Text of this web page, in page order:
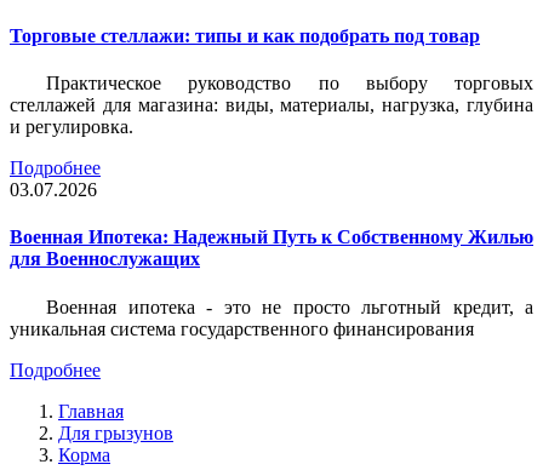
Торговые стеллажи: типы и как подобрать под товар
Практическое руководство по выбору торговых
стеллажей для магазина: виды, материалы, нагрузка, глубина
и регулировка.
Подробнее
03.07.2026
Военная Ипотека: Надежный Путь к Собственному Жилью
для Военнослужащих
Военная ипотека - это не просто льготный кредит, а
уникальная система государственного финансирования
Подробнее
Главная
Для грызунов
Корма